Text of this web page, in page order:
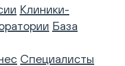
Клиники-
База
Специалисты